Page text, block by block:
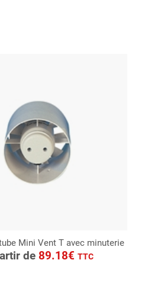
Mini Vent T avec minuterie
de 89.18€ TTC
CONSULTER
Demande de devis